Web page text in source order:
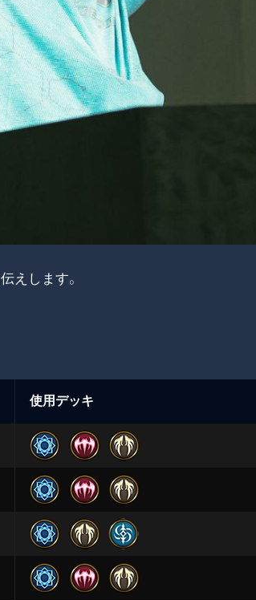
えします。
使用デッキ